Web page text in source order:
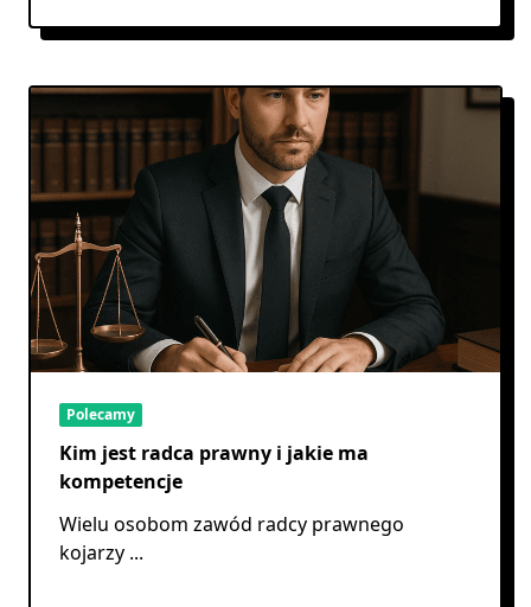
Polecamy
Kim jest radca prawny i jakie ma
kompetencje
Wielu osobom zawód radcy prawnego
kojarzy ...